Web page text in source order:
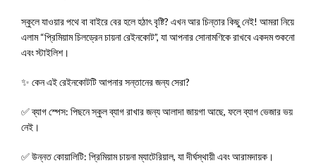
স্কুলে যাওয়ার পথে বা বাইরে বের হলে হঠাৎ বৃষ্টি? এখন আর চিন্তার কিছু নেই! আমরা নিয়ে
এলাম “প্রিমিয়াম চিলড্রেন চায়না রেইনকোট”, যা আপনার সোনামণিকে রাখবে একদম শুকনো
এবং স্টাইলিশ।
✨ কেন এই রেইনকোটটি আপনার সন্তানের জন্য সেরা?
✅ ব্যাগ স্পেস: পিছনে স্কুল ব্যাগ রাখার জন্য আলাদা জায়গা আছে, ফলে ব্যাগ ভেজার ভয়
নেই।
✅ উন্নত কোয়ালিটি: প্রিমিয়াম চায়না ম্যাটেরিয়াল, যা দীর্ঘস্থায়ী এবং আরামদায়ক।